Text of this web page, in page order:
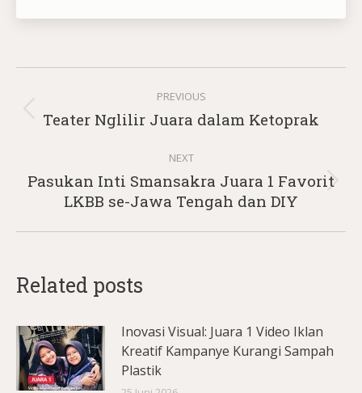
navigation
PREVIOUS
Previous
Teater Nglilir Juara dalam Ketoprak
NEXT
Next
post:
Pasukan Inti Smansakra Juara 1 Favorit
LKBB se-Jawa Tengah dan DIY
Related posts
Inovasi Visual: Juara 1 Video Iklan
Kreatif Kampanye Kurangi Sampah
Plastik